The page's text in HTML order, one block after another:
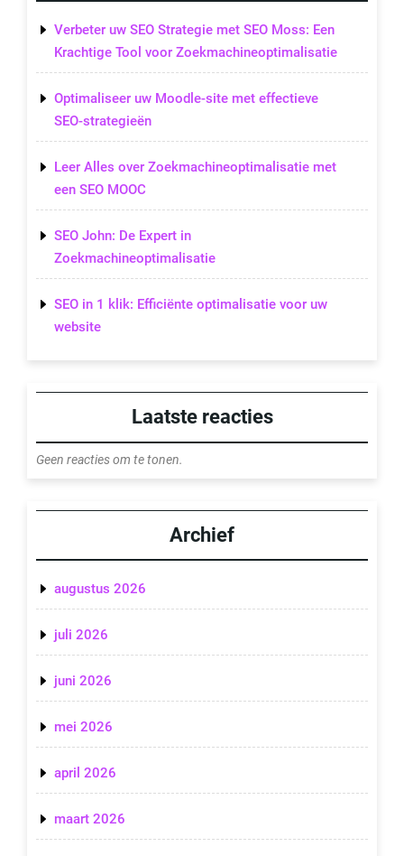
Verbeter uw SEO Strategie met SEO Moss: Een
Krachtige Tool voor Zoekmachineoptimalisatie
Optimaliseer uw Moodle-site met effectieve
SEO-strategieën
Leer Alles over Zoekmachineoptimalisatie met
een SEO MOOC
SEO John: De Expert in
Zoekmachineoptimalisatie
SEO in 1 klik: Efficiënte optimalisatie voor uw
website
Laatste reacties
Geen reacties om te tonen.
Archief
augustus 2026
juli 2026
juni 2026
mei 2026
april 2026
maart 2026